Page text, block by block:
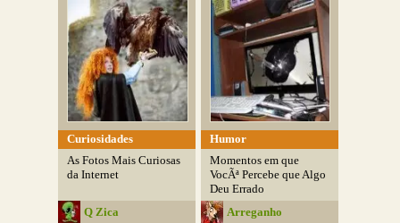
Curiosidades
As Fotos Mais Curiosas
da Internet
Q Zica
Humor
Momentos em que
VocÃª Percebe que Algo
Deu Errado
Arreganho